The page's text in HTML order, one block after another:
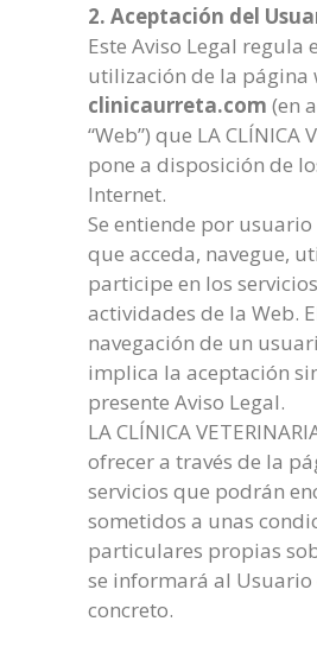
2. Aceptación del
Este Aviso Legal regula
utilización de la página
clinicaurreta.com (en
“Web”) que LA CLÍNICA
pone a disposición de
Internet.
Se entiende por
que acceda, navegue,
participe en los
actividades de la Web.
navegación de un
implica la aceptación
presente Aviso Legal.
LA CLÍNICA
ofrecer a través de la
servicios que podrán
sometidos a unas
particulares propias
se informará al Usuario
concreto.